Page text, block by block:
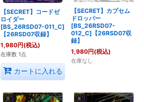
【SECRET】コードゼ
ロイダー
[BS_26RSD07-011_C]
【26RSD07収録】
1,980円(税込)
在庫数 1点
カートに入れる
【SECRET】カプセム
ドロッパー
[BS_26RSD07-
012_C]【26RSD07収
録】
1,980円(税込)
在庫なし